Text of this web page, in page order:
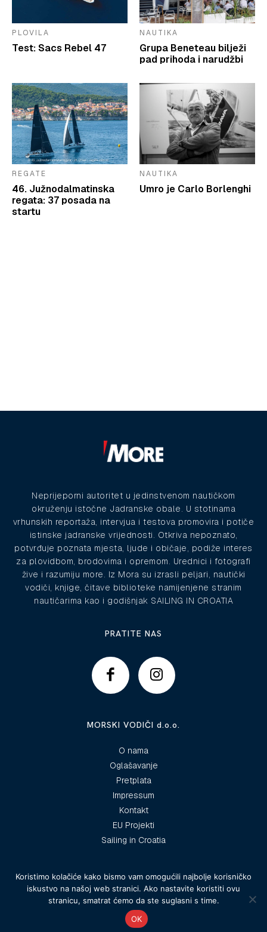
PLOVILA
Test: Sacs Rebel 47
NAUTIKA
Grupa Beneteau bilježi
pad prihoda i narudžbi
REGATE
46. Južnodalmatinska
regata: 37 posada na
startu
NAUTIKA
Umro je Carlo Borlenghi
Neprijeporni autoritet u jedinstvenom nautičkom
okruženju istočne Jadranske obale. U stotinama
vrhunskih reportaža, intervjua i testova promovira i potiče
istinske jadranske vrijednosti. Otkriva nepoznato,
potvrđuje poznata mjesta, ljude i običaje, podiže interes
za plovidbom, brodovima i opremom. Urednici i fotografi
žive i razumiju more. Iz Mora su izrasli peljari, nautički
vodiči, knjige, čitave biblioteke namijenjene stranim
nautičarima kao i godišnjak SAILING IN CROATIA
PRATITE NAS
MORSKI VODIČI d.o.o.
O nama
Oglašavanje
Pretplata
Impressum
Kontakt
EU Projekti
Sailing in Croatia
© 2025 Morski vodiči
Koristimo kolačiće kako bismo vam omogućili najbolje korisničko
iskustvo na našoj web stranici. Ako nastavite koristiti ovu
stranicu, smatrat ćemo da ste suglasni s time.
OK